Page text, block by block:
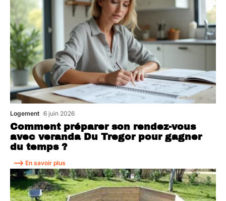
Comment préparer son rendez-vous
avec veranda Du Tregor pour gagner
du temps ?
Logement 6 juin 2026
En savoir plus